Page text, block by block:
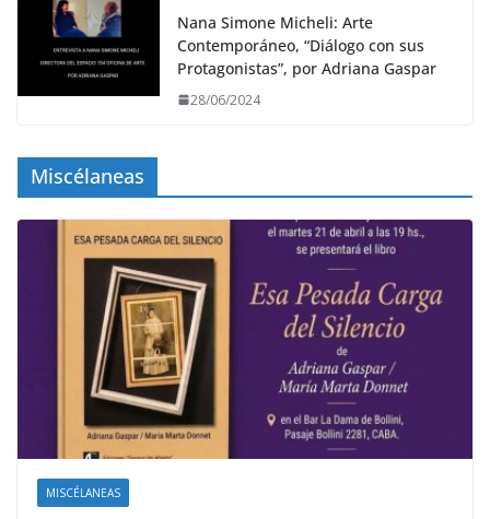
Nana Simone Micheli: Arte
Contemporáneo, “Diálogo con sus
Protagonistas”, por Adriana Gaspar
28/06/2024
Miscélaneas
MISCÉLANEAS